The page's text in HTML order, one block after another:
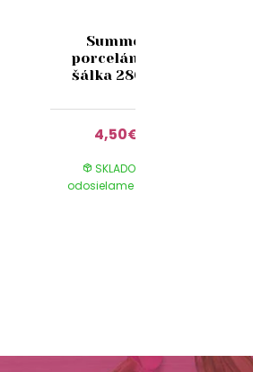
Summer
porcelánová
šálka 280ml
4,50€
SKLADOM -
odosielame ihneď